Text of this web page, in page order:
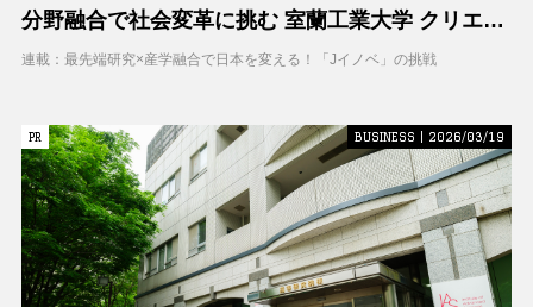
分野融合で社会変革に挑む 室蘭工業大学 クリエイ
ティブコラボレーションセンター（CCC）
連載：最先端研究×産学融合で日本を変える！「Jイノベ」の挑戦
PR
PR BUSINESS | 2026/03/19